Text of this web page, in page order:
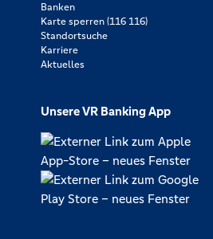
Banken
Karte sperren (116 116)
Standortsuche
Karriere
Aktuelles
Unsere VR Banking App